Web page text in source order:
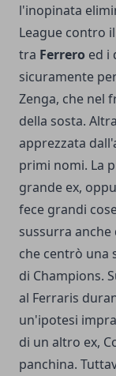
l'inopinata
League contro
tra Ferrero ed i
sicuramente
Zenga, che nel
della sosta.
apprezzata
primi nomi. La
grande ex,
fece grandi
sussurra
che centrò una
di Champions.
al Ferraris
un'ipotesi
di un altro ex,
panchina.